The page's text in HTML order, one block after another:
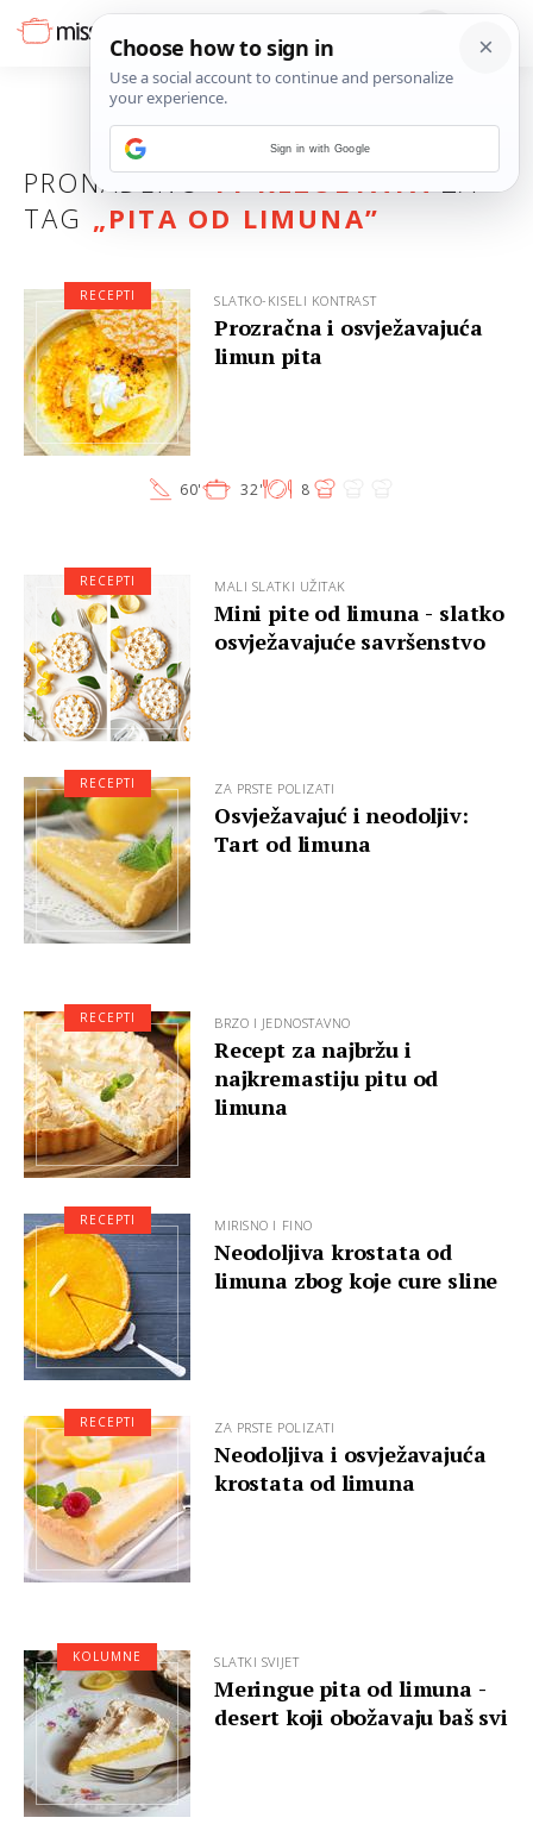
PRONAĐENO11 REZULTATAZA
TAG „PITA OD LIMUNA”
SLATKO-KISELI KONTRAST
Prozračna i osvježavajuća
limun pita
60' 32' 8
RECEPTI
MALI SLATKI UŽITAK
Mini pite od limuna - slatko
osvježavajuće savršenstvo
RECEPTI
ZA PRSTE POLIZATI
Osvježavajuć i neodoljiv:
Tart od limuna
RECEPTI
BRZO I JEDNOSTAVNO
Recept za najbržu i
najkremastiju pitu od
limuna
RECEPTI
MIRISNO I FINO
Neodoljiva krostata od
limuna zbog koje cure sline
RECEPTI
ZA PRSTE POLIZATI
Neodoljiva i osvježavajuća
krostata od limuna
RECEPTI
SLATKI SVIJET
Meringue pita od limuna -
desert koji obožavaju baš svi
KOLUMNE
Sign in with Google